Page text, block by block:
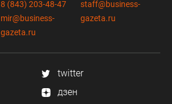
8 (843) 203-48-47
mir@business-
gazeta.ru
staff@business-
gazeta.ru
twitter
дзен